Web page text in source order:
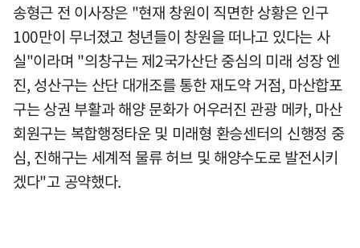
송형근 전 이사장은 "현재 창원이 직면한 상황은 인구
100만이 무너졌고 청년들이 창원을 떠나고 있다는 사
실"이라며 "의창구는 제2국가산단 중심의 미래 성장 엔
진, 성산구는 산단 대개조를 통한 재도약 거점, 마산합포
구는 상권 부활과 해양 문화가 어우러진 관광 메카, 마산
회원구는 복합행정타운 및 미래형 환승센터의 신행정 중
심, 진해구는 세계적 물류 허브 및 해양수도로 발전시키
겠다"고 공약했다.